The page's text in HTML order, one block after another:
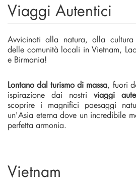
Viaggi Autentici
Avvicinati alla natura, alla
delle comunità locali in Vietnam,
e Birmania!
Lontano dal turismo di massa, fuori
ispirazione dai nostri viaggi
scoprire i magnifici paesaggi
un'Asia eterna dove un incredibile
perfetta armonia.
Vietnam